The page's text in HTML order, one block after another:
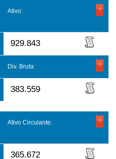
Ativo:
929.843
Div. Bruta:
383.559
Ativo Circulante:
365.672